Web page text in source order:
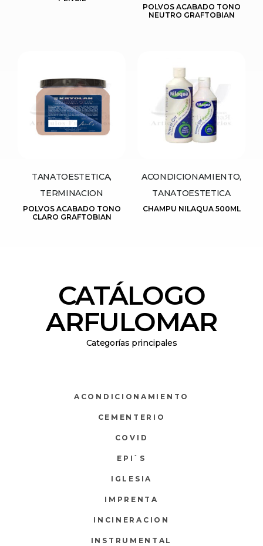
POLVOS ACABADO TONO
NEUTRO GRAFTOBIAN
TANATOESTETICA,
TERMINACION
POLVOS ACABADO TONO
CLARO GRAFTOBIAN
ACONDICIONAMIENTO,
TANATOESTETICA
CHAMPU NILAQUA 500ML
CATÁLOGO
ARFULOMAR
Categorías principales
ACONDICIONAMIENTO
CEMENTERIO
COVID
EPI`S
IGLESIA
IMPRENTA
INCINERACION
INSTRUMENTAL